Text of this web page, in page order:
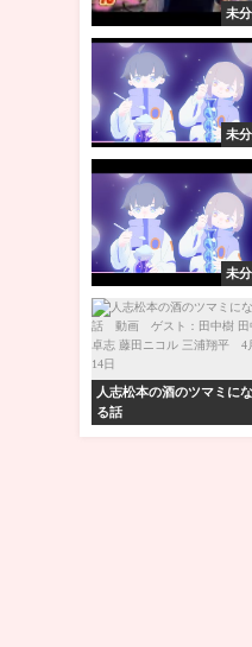
未
未
未
人志松本の酒のツマミにな
る話